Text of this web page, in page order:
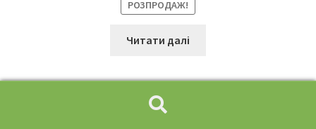
РОЗПРОДАЖ!
Читати далі